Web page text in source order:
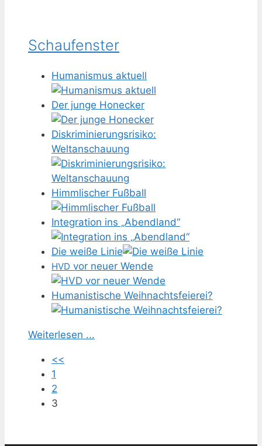
Schaufenster
Humanismus aktuell
Der junge Honecker
Diskriminierungsrisiko:
Weltanschauung
Himmlischer Fußball
Integration ins „Abendland“
Die weiße Linie
HVD vor neuer Wende
Humanistische Weihnachtsfeierei?
Weiterlesen ...
<<
1
2
3